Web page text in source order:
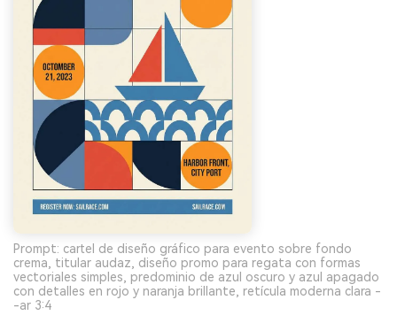
Prompt: cartel de diseño gráfico para evento sobre fondo
crema, titular audaz, diseño promo para regata con formas
vectoriales simples, predominio de azul oscuro y azul apagado
con detalles en rojo y naranja brillante, retícula moderna clara -
-ar 3:4